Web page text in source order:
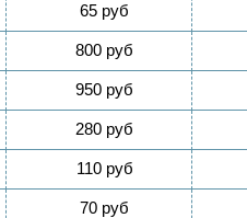
65 руб
800 руб
950 руб
280 руб
110 руб
70 руб